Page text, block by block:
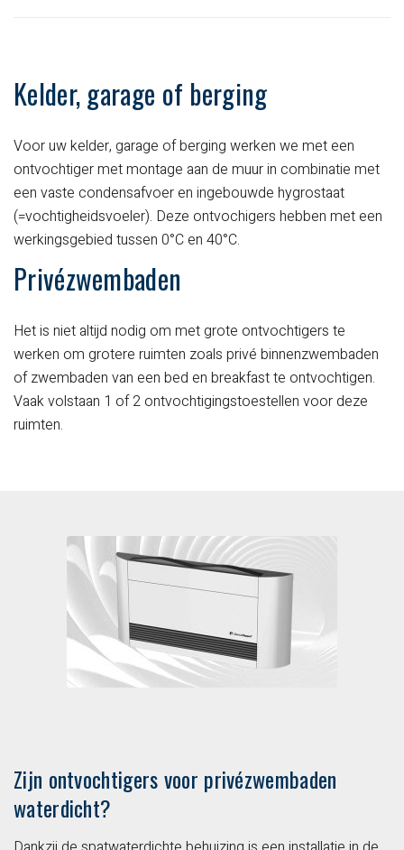
Kelder, garage of berging
Voor uw kelder, garage of berging werken we met een
ontvochtiger met montage aan de muur in combinatie met
een vaste condensafvoer en ingebouwde hygrostaat
(=vochtigheidsvoeler). Deze ontvochigers hebben met een
werkingsgebied tussen 0°C en 40°C.
Privézwembaden
Het is niet altijd nodig om met grote ontvochtigers te
werken om grotere ruimten zoals privé binnenzwembaden
of zwembaden van een bed en breakfast te ontvochtigen.
Vaak volstaan 1 of 2 ontvochtigingstoestellen voor deze
ruimten.
Zijn ontvochtigers voor privézwembaden
waterdicht?